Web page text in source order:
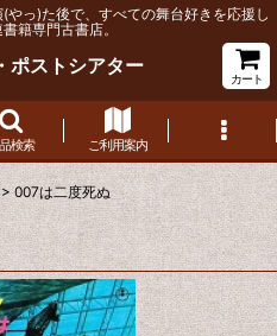
っ)た後で、すべての舞台好きを応援し
籍専門古書店。
ポストシアター
カート
検索 ご利用案内
> 007は二度死ぬ